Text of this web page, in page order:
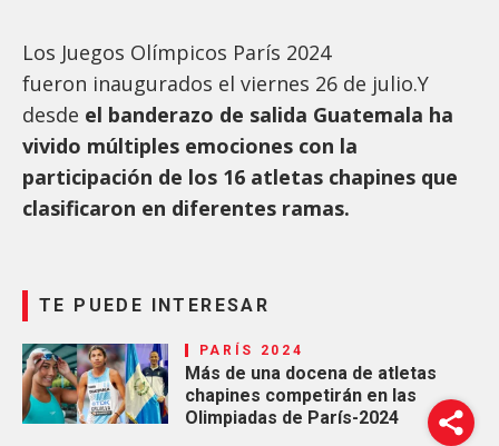
Los Juegos Olímpicos París 2024
fueron inaugurados el viernes 26 de julio.Y
desde el banderazo de salida Guatemala ha
vivido múltiples emociones con la
participación de los 16 atletas chapines que
clasificaron en diferentes ramas.
TE PUEDE INTERESAR
PARÍS 2024
Más de una docena de atletas
chapines competirán en las
Olimpiadas de París-2024